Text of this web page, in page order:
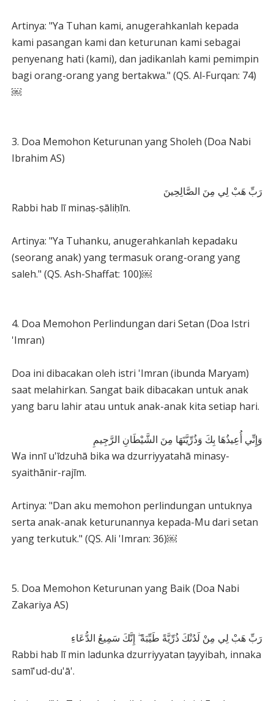
Artinya: "Ya Tuhan kami, anugerahkanlah kepada
kami pasangan kami dan keturunan kami sebagai
penyenang hati (kami), dan jadikanlah kami pemimpin
bagi orang-orang yang bertakwa." (QS. Al-Furqan: 74)
￼
3. Doa Memohon Keturunan yang Sholeh (Doa Nabi
Ibrahim AS)
رَبِّ هَبْ لِي مِنَ الصَّالِحِينَ
Rabbi hab lī minaṣ-ṣāliḥīn.
Artinya: "Ya Tuhanku, anugerahkanlah kepadaku
(seorang anak) yang termasuk orang-orang yang
saleh." (QS. Ash-Shaffat: 100)￼
4. Doa Memohon Perlindungan dari Setan (Doa Istri
'Imran)
Doa ini dibacakan oleh istri 'Imran (ibunda Maryam)
saat melahirkan. Sangat baik dibacakan untuk anak
yang baru lahir atau untuk anak-anak kita setiap hari.
وَإِنِّي أُعِيذُهَا بِكَ وَذُرِّيَّتَهَا مِنَ الشَّيْطَانِ الرَّجِيمِ
Wa innī u'īdzuhā bika wa dzurriyyatahā minasy-
syaithānir-rajīm.
Artinya: "Dan aku memohon perlindungan untuknya
serta anak-anak keturunannya kepada-Mu dari setan
yang terkutuk." (QS. Ali 'Imran: 36)￼
5. Doa Memohon Keturunan yang Baik (Doa Nabi
Zakariya AS)
رَبِّ هَبْ لِي مِنْ لَدُنْكَ ذُرِّيَّةً طَيِّبَةً ۖ إِنَّكَ سَمِيعُ الدُّعَاءِ
Rabbi hab lī min ladunka dzurriyyatan ṭayyibah, innaka
samī'ud-du'ā'.